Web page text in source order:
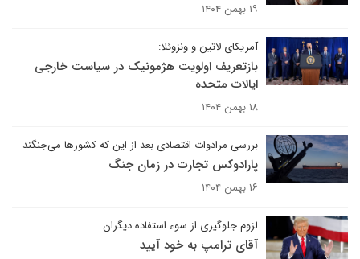
۱۹ بهمن ۱۴۰۴
آمریکای لاتین و ونزوئلا:
بازتعریف اولویت هژمونیک در سیاست خارجی
ایالات متحده
۱۸ بهمن ۱۴۰۴
بررسی مرادوات اقتصادی بعد از این که کشورها می‌جنگند
پارادوکس تجارت در زمان جنگ
۱۶ بهمن ۱۴۰۴
لزوم جلوگیری از سوء استفاده دیگران
آقای ترامپ به خود آیید